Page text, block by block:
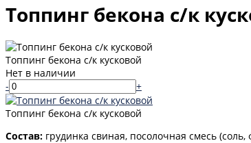
Топпинг бекона с/к
Топпинг бекона с/к кусковой
Нет в наличии
-
+
Топпинг бекона с/к кусковой
Состав: грудинка свиная, посолочная смесь